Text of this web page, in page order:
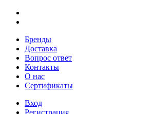
Бренды
Доставка
Вопрос ответ
Контакты
О нас
Сертификаты
Вход
Регистрация